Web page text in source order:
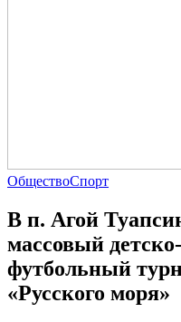
ОбществоСпорт
В п. Агой
массовый
футбольный
«Русского моря»